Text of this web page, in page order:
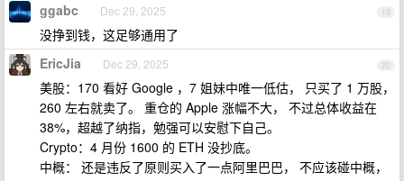
19
ggabc Dec 29, 2025
没挣到钱，这足够通用了
20
EricJia Dec 29, 2025
美股：170 看好 Google ，7 姐妹中唯一低估， 只买了 1 万股，
260 左右就卖了。 重仓的 Apple 涨幅不大， 不过总体收益在
38%，超越了纳指，勉强可以安慰下自己。
Crypto：4 月份 1600 的 ETH 没抄底。
中概： 还是违反了原则买入了一点阿里巴巴， 不应该碰中概，